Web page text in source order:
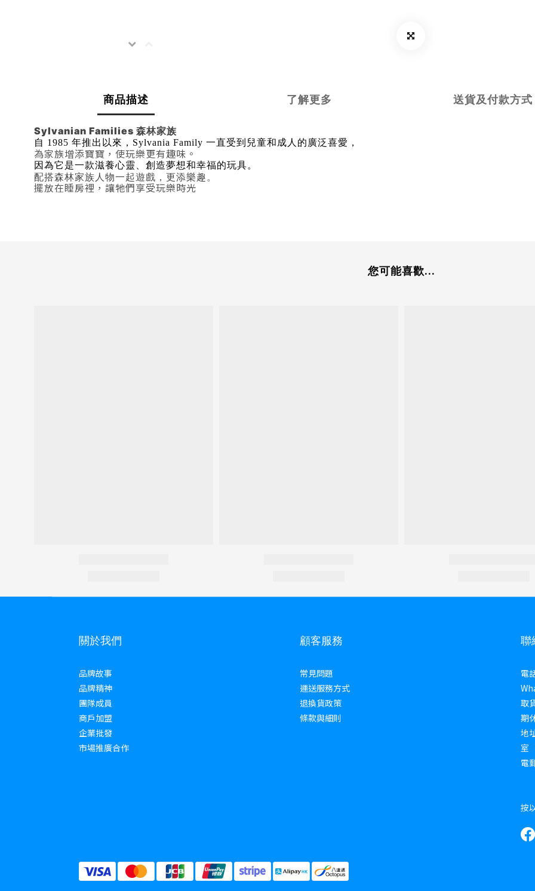
商品描述 了解更多 送貨及付款方式
Sylvanian Families 森林家族
自 1985 年推出以來，Sylvania Family 一直受到兒童和成人的廣泛喜愛，
為家族增添寶寶，使玩樂更有趣味。
因為它是一款滋養心靈、創造夢想和幸福的玩具。
配搭森林家族人物一起遊戲，更添樂趣。
擺放在睡房裡，讓牠們享受玩樂時光
您可能喜歡...
關於我們
品牌故事
品牌精神
團隊成員
商戶加盟
企業批發
市場推廣合作
顧客服務
常見問題
運送服務方式
退換貨政策
條款與細則
聯
電
取
期
地
室
電
按